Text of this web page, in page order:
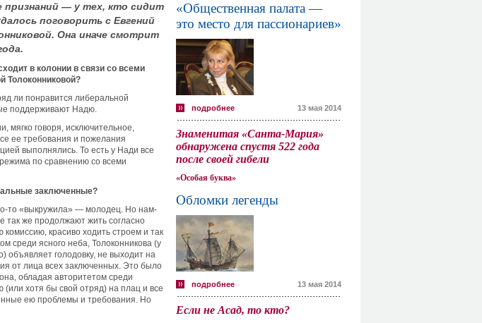
признаний — у тех, кто сидит
поговорить с Евгений
Она иначе смотрит
в колонии в связи со всеми
Толоконниковой?
ли понравится либеральной
поддерживают Надю.
мягко говоря, исключительное,
ее требования и пожелания
выполнялись. То есть у Нади все
по сравнению со всеми
заключенные?
то «выкружила» — молодец. Но нам-
так же продолжают жить согласно
красиво ходить строем и так
среди ясного неба, Толоконникова (у
объявляет голодовку, не выходит на
от лица всех заключенных. Это было
обладая авторитетом среди
хотя бы свой отряд) на плац и все
ею проблемы и требования. Но
«Общественная палата —
это место для пассионариев»
подробнее 13 мая 2014
Знаменитая «Санта-Мария»
обнаружена спустя 522 года
после своей гибели
«Особая буква»
Обломки легенды
подробнее 13 мая 2014
Если не Асад, то кто?